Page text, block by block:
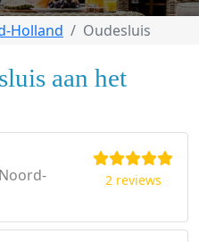
Holland Oudesluis
aan het
2 reviews